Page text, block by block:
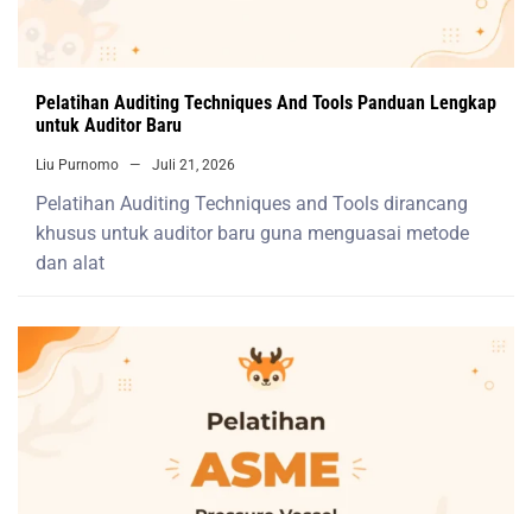
Pelatihan Auditing Techniques And Tools Panduan Lengkap
untuk Auditor Baru
Liu Purnomo Juli 21, 2026
Pelatihan Auditing Techniques and Tools dirancang
khusus untuk auditor baru guna menguasai metode
dan alat